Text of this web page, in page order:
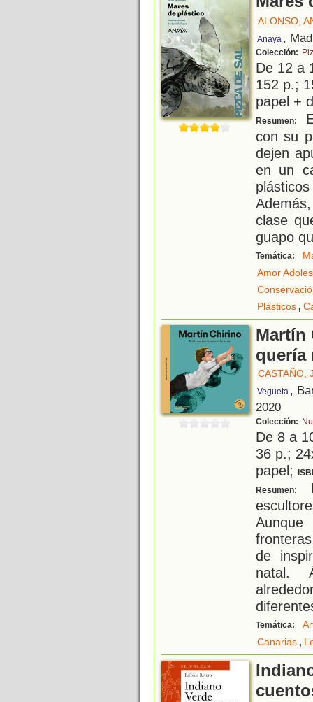
ALONSO,
Anaya ,
Colección:
De 12 a
152 p.;
papel +
Resumen:
con su
dejen
en un
clase
guapo
Temática:
Amor
Plásticos,
quería
CASTAÑO,
Vegueta ,
2020
Colección:
De 8 a
36 p.;
papel;
Resumen:
de
natal.
Temática:
Canarias,